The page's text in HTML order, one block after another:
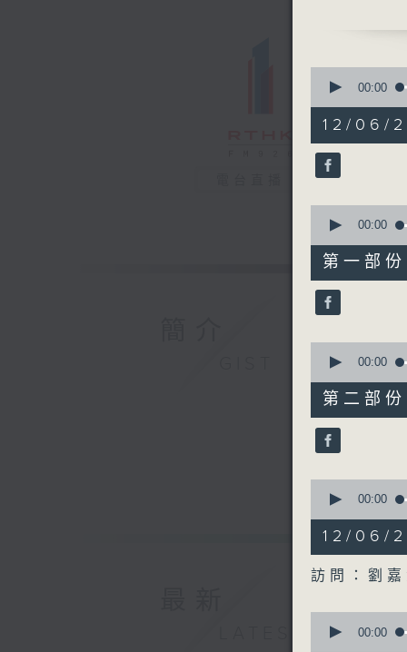
[心裡心理
主題：控
嘉賓：陳
1400-
主題：
seconds
hour,
38
minutes,
1
90%
00:00
12/06/
seconds
48
minutes,
40
seconds
90%
00:00
第一部
seconds
49
minutes,
30
seconds
90%
00:00
第二部
seconds
18
minutes,
37
seconds
90%
00:00
12/06/
訪問：劉
seconds
00:00